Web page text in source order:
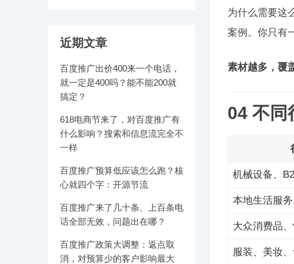
为什么需要这
案例。你只有
素材越多，覆
04 不同
机械设备、
本地生活服务
大众消费品
服装、美妆
近期文章
百度推广出价400来一个电话，
就一定是400吗？能不能200就
搞定？
618电商节来了，对百度推广有
什么影响？搜索和信息流完全不
一样
百度推广预算低应该怎么跑？核
心就四个字：开源节流
百度推广来了几十条、上百条电
话全部无效，问题出在哪？
百度推广政策大调整：返点取
消，对预算少的客户影响最大